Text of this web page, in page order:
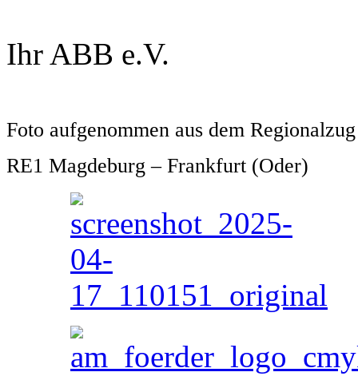
Ihr ABB e.V.
Foto aufgenommen aus dem Regionalzug
RE1 Magdeburg – Frankfurt (Oder)